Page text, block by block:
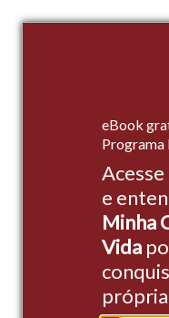
eBook
e
Minha
Vida
própria
Empreendimentos
Institucional